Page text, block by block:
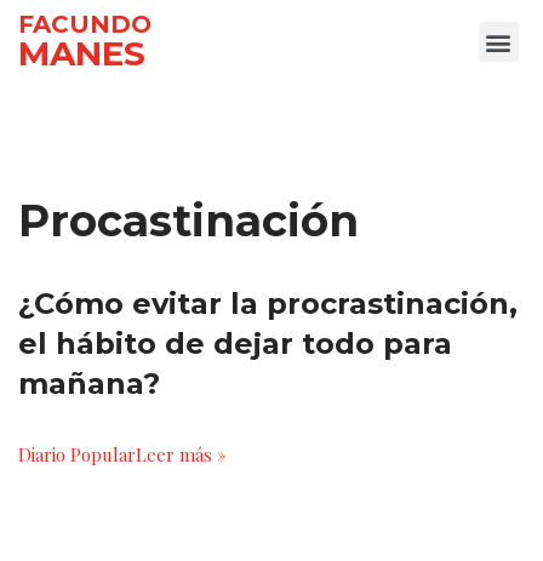
Ir
FACUNDO
MANES
Procastinación
¿Cómo evitar la procrastinación,
el hábito de dejar todo para
mañana?
Diario PopularLeer más »